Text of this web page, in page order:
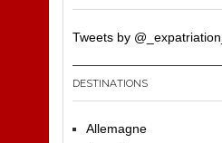
Tweets by @_expatriation_
DESTINATIONS
Allemagne